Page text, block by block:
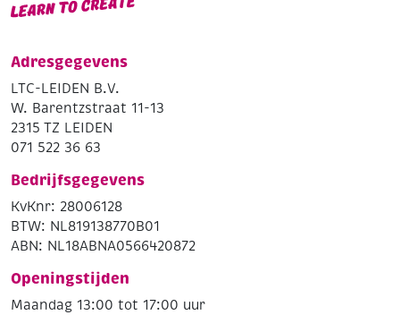
Adresgegevens
LTC-LEIDEN B.V.
W. Barentzstraat 11-13
2315 TZ LEIDEN
071 522 36 63
Bedrijfsgegevens
KvKnr: 28006128
BTW: NL819138770B01
ABN: NL18ABNA0566420872
Openingstijden
Maandag 13:00 tot 17:00 uur